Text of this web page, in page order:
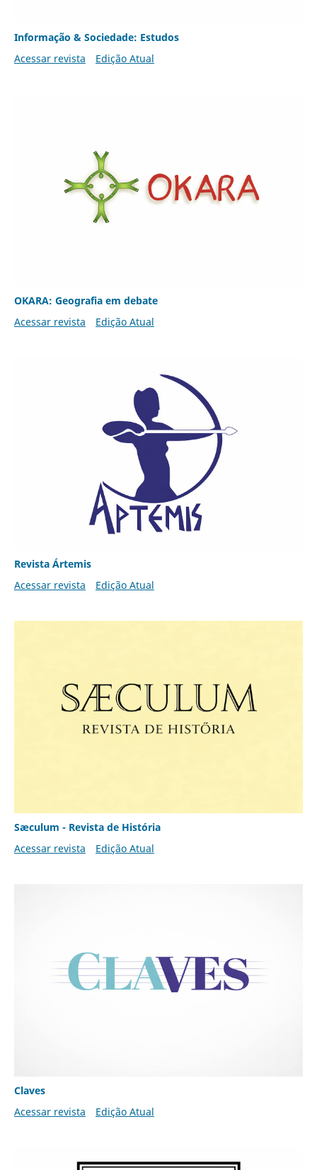
Informação & Sociedade: Estudos
Acessar revista
Edição Atual
OKARA: Geografia em debate
Acessar revista
Edição Atual
Revista Ártemis
Acessar revista
Edição Atual
Sæculum - Revista de História
Acessar revista
Edição Atual
Claves
Acessar revista
Edição Atual